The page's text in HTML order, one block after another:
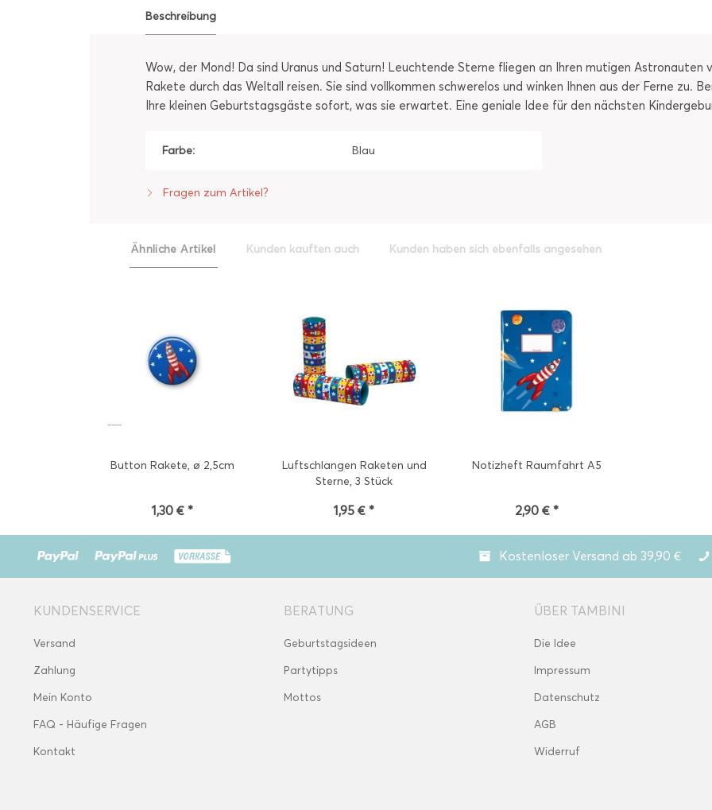
Beschreibung
Wow, der Mond! Da sind Uranus und Saturn! Leuchtende Sterne fliegen an Ihren mutigen
Rakete durch das Weltall reisen. Sie sind vollkommen schwerelos und winken Ihnen aus der Ferne zu.
Ihre kleinen Geburtstagsgäste sofort, was sie erwartet. Eine geniale Idee für den nächsten
Farbe: Blau
Fragen zum Artikel?
Ähnliche Artikel Kunden kauften auch Kunden haben sich ebenfalls angesehen
Button Rakete, ø 2,5cm
1,30 € *
Luftschlangen Raketen und
Sterne, 3 Stück
1,95 € *
Notizheft Raumfahrt A5
2,90 € *
Kostenloser Versand ab 39,90 €
KUNDENSERVICE
Versand
Zahlung
Mein Konto
FAQ - Häufige Fragen
Kontakt
BERATUNG
Geburtstagsideen
Partytipps
Mottos
ÜBER TAMBINI
Die Idee
Impressum
Datenschutz
AGB
Widerruf